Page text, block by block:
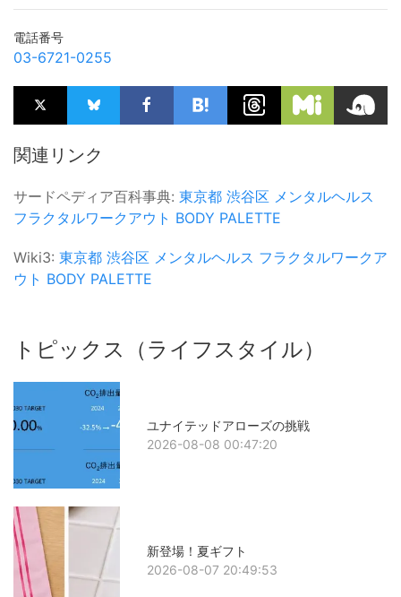
電話番号
03-6721-0255
関連リンク
サードペディア百科事典: 東京都 渋谷区 メンタルヘルス
フラクタルワークアウト BODY PALETTE
Wiki3: 東京都 渋谷区 メンタルヘルス フラクタルワークア
ウト BODY PALETTE
トピックス（ライフスタイル）
ユナイテッドアローズの挑戦
2026-08-08 00:47:20
新登場！夏ギフト
2026-08-07 20:49:53